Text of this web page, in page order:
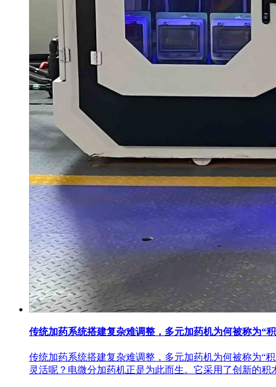
传统加药系统搭建复杂难调整，多元加药机为何被称为“
传统加药系统搭建复杂难调整，多元加药机为何被称为“
灵活呢？电微分加药机正是为此而生。它采用了创新的